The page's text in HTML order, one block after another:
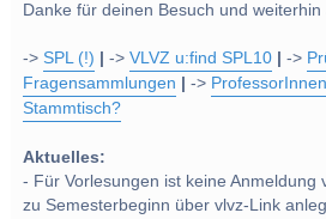
Danke für deinen Besuch und weiterhin
->SPL (!) ->VLVZ u:find SPL10 ->
Fragensammlungen
-> ProfessorInnen
Stammtisch?
Aktuelles:
- Für Vorlesungen ist keine Anmeldung
zu Semesterbeginn über vlvz-Link